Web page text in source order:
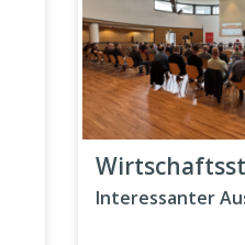
Interessanter